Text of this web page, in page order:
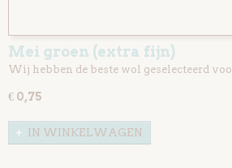
Mei groen (extra fijn)
Wij hebben de beste wol geselecteerd
€ 0,75
IN WINKELWAGEN